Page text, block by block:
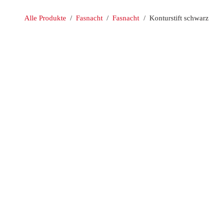
Alle Produkte / Fasnacht / Fasnacht / Konturstift schwarz